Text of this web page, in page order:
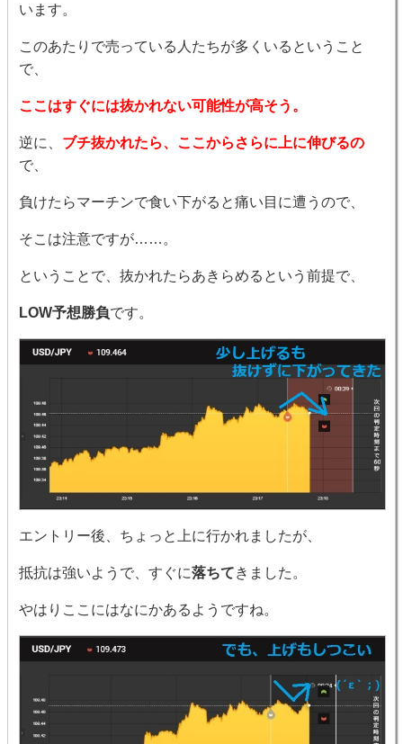
います。
このあたりで売っている人たちが多くいるということ
で、
ここはすぐには抜かれない可能性が高そう。
逆に、 ブチ抜かれたら、ここからさらに上に伸びるの
で、
負けたらマーチンで食い下がると痛い目に遭うので、
そこは注意ですが……。
ということで、抜かれたらあきらめるという前提で、
LOW予想勝負です。
エントリー後、ちょっと上に行かれましたが、
抵抗は強いようで、すぐに落ちてきました。
やはりここにはなにかあるようですね。